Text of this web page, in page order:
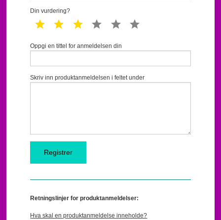
Din vurdering?
1 star 2 star 3 star 4 star 5 star
Oppgi en tittel for anmeldelsen din
Skriv inn produktanmeldelsen i feltet under
Retningslinjer for produktanmeldelser:
Hva skal en produktanmeldelse inneholde?